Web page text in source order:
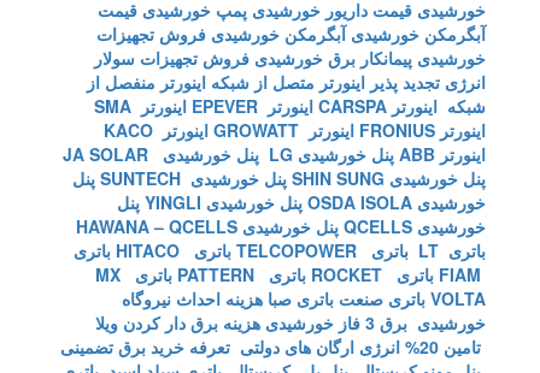
خورشیدی قیمت داریور خورشیدی پمپ خورشیدی قیمت
آبگرمکن خورشیدی آبگرمکن خورشیدی فروش تجهیزات
خورشیدی پیمانکار برق خورشیدی فروش تجهیزات سولار
انرژی تجدید پذیر اینورتر متصل از شبکه اینورتر منفصل از
شبکه اینورتر CARSPA اینورتر EPEVER
اینورتر SMA
اینورتر FRONIUS
اینورتر GROWATT
اینورتر KACO
اینورتر ABB
پنل خورشیدی LG
پنل خورشیدی JA SOLAR
پنل خورشیدی SHIN SUNG
پنل خورشیدی SUNTECH
پنل
خورشیدی OSDA ISOLA
پنل خورشیدی YINGLI
پنل
خورشیدی QCELLS
پنل خورشیدی HAWANA – QCELLS
باتری LT
باتری TELCOPOWER باتری HITACO
باتری
باتری ROCKET باتری PATTERN
باتری MX
VOLTA باتری صنعت باتری صبا هزینه احداث نیروگاه
خورشیدی برق 3 فاز خورشیدی
هزینه برق دار کردن ویلا
تامین 20% انرژی ارگان های دولتی
تعرفه خرید برق تضمینی